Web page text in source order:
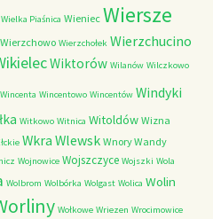
Wielka Piaśnica Wieniec Wiersze
Wierzchowo Wierzchołek Wierzchucino
Wiktorów Wilanów Wilczkowo
Wincenta Wincentowo Wincentów Windyki
Witkowo Witnica Witoldów Wizna
Wkra Wlewsk Wnory Wandy
Wojnowice Wojszczyce Wojszki Wola
Wolbrom Wolbórka Wolgast Wolica Wolin
Wołkowe Wriezen Wrocimowice